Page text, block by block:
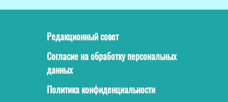
Редакционный совет
Согласие на обработку персональных
данных
Политика конфиденциальности